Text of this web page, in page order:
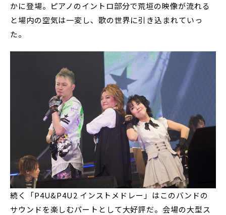
かに登場。ピアノのイントロ部分で荒垣の映像が流れる
と場内の空気は一変し、歌の世界に引き込まれていっ
た。
続く「P4U&P4U2 インストメドレー」はこのバンドの
サウンドを楽しむパートとして大好評だ。会場の大型ス